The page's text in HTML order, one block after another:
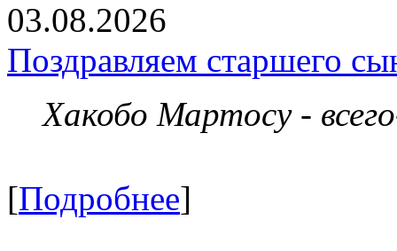
03.08.2026
Поздравляем старшего
Хакобо Мартосу -
[Подробнее]